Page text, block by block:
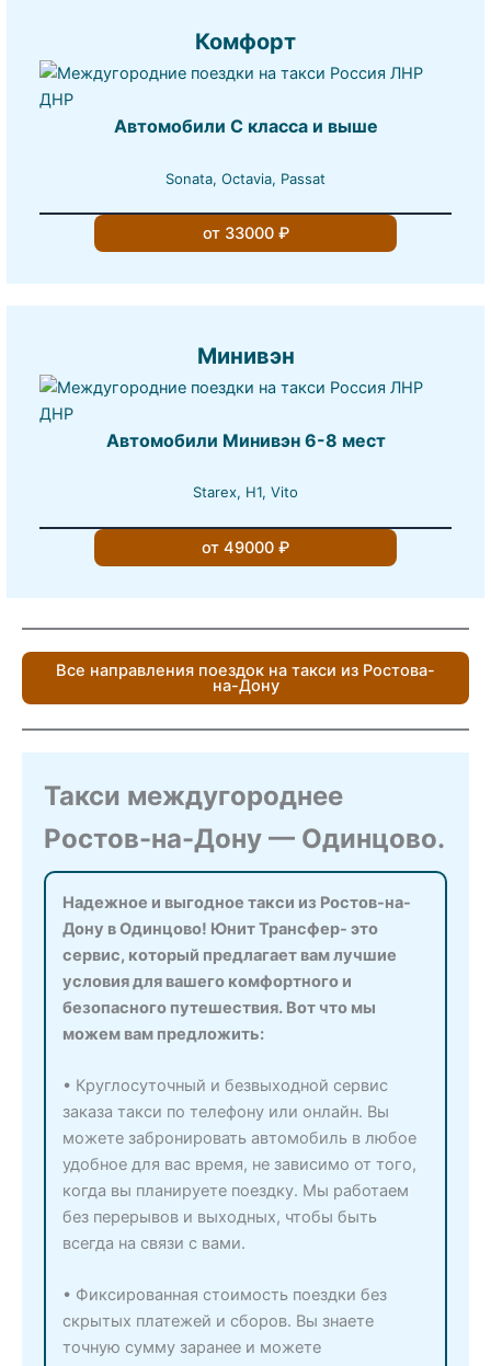
Комфорт
Автомобили С класса и выше
Sonata, Octavia, Passat
от 33000 ₽
Минивэн
Автомобили Минивэн 6-8 мест
Starex, H1, Vito
от 49000 ₽
Все направления поездок на такси из Ростова-
на-Дону
Такси междугороднее
Ростов-на-Дону — Одинцово.
Надежное и выгодное такси из Ростов-на-
Дону в Одинцово! Юнит Трансфер- это
сервис, который предлагает вам лучшие
условия для вашего комфортного и
безопасного путешествия. Вот что мы
можем вам предложить:
• Круглосуточный и безвыходной сервис
заказа такси по телефону или онлайн. Вы
можете забронировать автомобиль в любое
удобное для вас время, не зависимо от того,
когда вы планируете поездку. Мы работаем
без перерывов и выходных, чтобы быть
всегда на связи с вами.
• Фиксированная стоимость поездки без
скрытых платежей и сборов. Вы знаете
точную сумму заранее и можете